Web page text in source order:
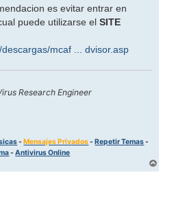
es evitar entrar en
puede utilizarse elSITE
mcaf ... dvisor.asp
Research Engineer
-Mensajes Privados-Repetir Temas-
-Antivirus Online
r